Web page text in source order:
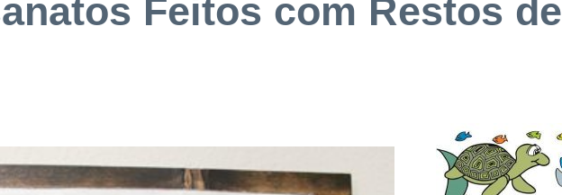
Feitos com Restos de